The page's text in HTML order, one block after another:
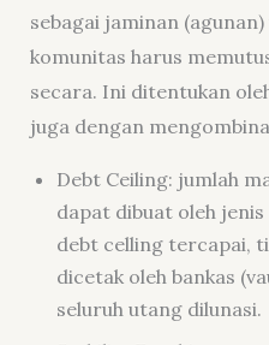
sebagai jaminan
komunitas harus
secara. Ini ditentukan
juga dengan
Debt Ceiling: jumlah
dapat dibuat oleh
debt celling tercapai,
dicetak oleh bankas
seluruh utang dilunasi.